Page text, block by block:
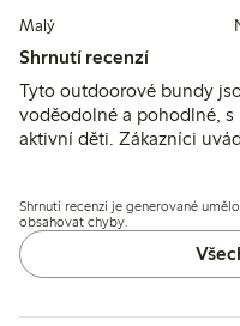
Malý
Shrnutí recenzí
Tyto outdoorové bundy
voděodolné a pohodlné,
aktivní děti. Zákazníci
těle, ale s kratšími
Shrnutí recenzí je generované
obsahovat chyby.